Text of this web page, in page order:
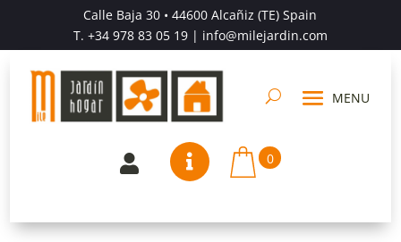
Calle Baja 30 • 44600 Alcañiz (TE) Spain
T. +34 978 83 05 19| info@milejardin.com
  0